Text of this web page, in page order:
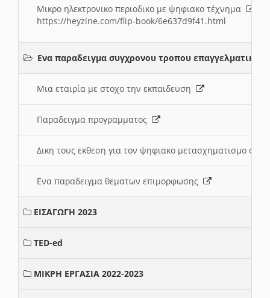
Μικρο ηλεκτρονικο περιοδικο με ψηφιακο τέχνημα
https://heyzine.com/flip-book/6e637d9f41.html
Ενα παραδειγμα συγχρονου τροπου
Μια εταιρία με στοχο την εκπαιδευση
Παραδειγμα προγραμματος
Δικη τους εκθεση για τον ψηφιακο μετασχηματισμο
Ενα παραδειγμα θεματων επιμορφωσης
ΕΙΣΑΓΩΓΗ 2023
TED-ed
ΜΙΚΡΗ ΕΡΓΑΣΙΑ 2022-2023